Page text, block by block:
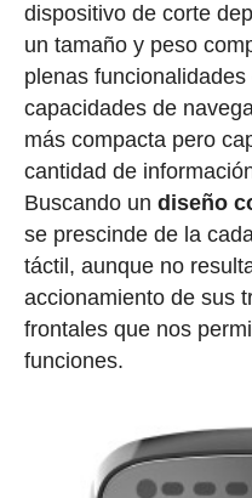
dispositivo de corte
un tamaño y peso
plenas
capacidades de
más compacta pero
cantidad de
Buscando un diseño
se prescinde de la
táctil, aunque no
accionamiento de sus
frontales que nos
funciones.